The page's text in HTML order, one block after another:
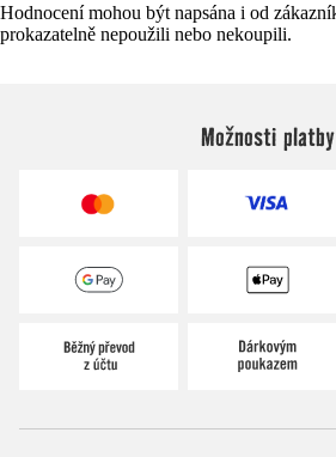
Hodnocení mohou být napsána i od
prokazatelně nepoužili nebo nekoupili.
Možnosti platby